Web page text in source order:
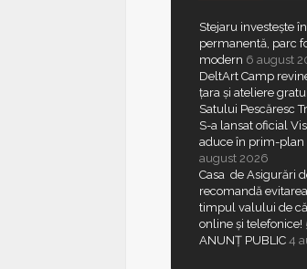
Stejaru investește
permanentă, parc
modern 6 august
DeltArt Camp
țara și ateliere
Satului Pescăresc
S-a lansat oficial
aduce în prim-plan
august 2026
Casa de Asigurări
recomandă
timpul valului de
online și telefonice!
ANUNȚ PUBLIC 4